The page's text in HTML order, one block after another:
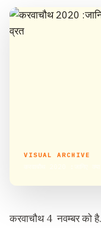
VISUAL ARCHIVE
करवाचौथ 4 नवम्बर को